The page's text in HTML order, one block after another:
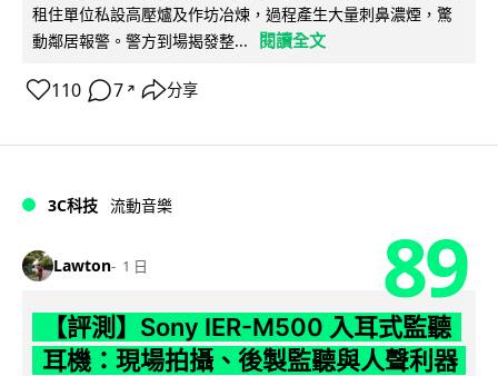
租住單位私設高壓爐及作坊冶煉，過程產生大量刺鼻濃煙，驚
動鄰居報警。警方到場揭發整...
閱讀全文
110 7 ↗ 分享
3C科技 流動音樂
Lawton 1 日 89
【評測】Sony IER-M500 入耳式監聽
耳機：現場拍攝、後製監聽與人聲利器